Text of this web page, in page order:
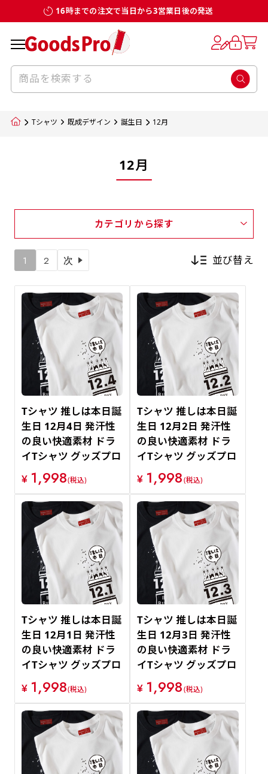
16時までの注文で当日から3営業日後の発送
Tシャツ 既成デザイン 誕生日 12月
12月
カテゴリから探す
1 2 次 並び替え
新着順
価格が安い順
価格が高い順
Tシャツ 推しは本日誕
生日 12月4日 発汗性
の良い快適素材 ドラ
イTシャツ グッズプロ
¥ 1,998(税込)
Tシャツ 推しは本日誕
生日 12月2日 発汗性
の良い快適素材 ドラ
イTシャツ グッズプロ
¥ 1,998(税込)
Tシャツ 推しは本日誕
生日 12月1日 発汗性
の良い快適素材 ドラ
イTシャツ グッズプロ
¥ 1,998(税込)
Tシャツ 推しは本日誕
生日 12月3日 発汗性
の良い快適素材 ドラ
イTシャツ グッズプロ
¥ 1,998(税込)